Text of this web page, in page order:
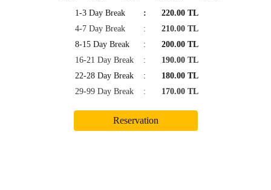
1-3 Day Break :
220.00 TL
4-7 Day Break
:
210.00 TL
8-15 Day Break
:
200.00 TL
16-21 Day Break
:
190.00 TL
22-28 Day Break
:
180.00 TL
29-99 Day Break
: 170.00 TL